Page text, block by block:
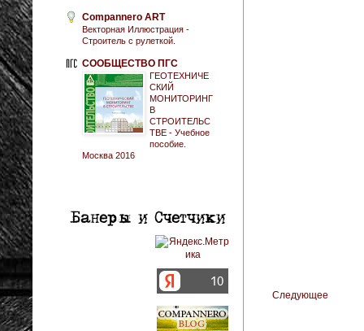
Следующее
Compannero ART
Векторная Иллюстрация -
Строитель с рулеткой.
СООБЩЕСТВО ПГС
ГЕОТЕХНИЧЕ
СКИЙ
МОНИТОРИНГ
В
СТРОИТЕЛЬС
ТВЕ - Учебное
пособие.
Москва 2016